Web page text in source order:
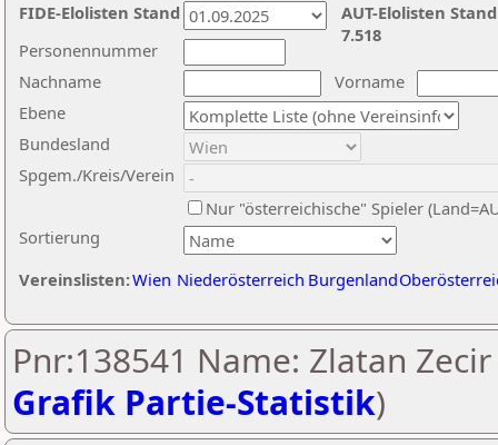
Nachname
Vorname
Ebene
Sortierung
Personennummer
Bundesland
Spgem./Kreis/Verein
Nur "österreichische" Spieler
Vereinslisten:Wien Niederösterreich Burgenland
AUT-Elolisten
7.518
FIDE-Elolisten Stand
Pnr:138541 Name: Zlatan Zecir
Grafik Partie-Statistik)